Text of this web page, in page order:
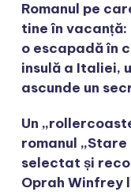
Romanul pe
tine în vacanță:
o escapadă în
insulă a Italiei,
ascunde un
Un
romanul
selectat și
Oprah Winfrey